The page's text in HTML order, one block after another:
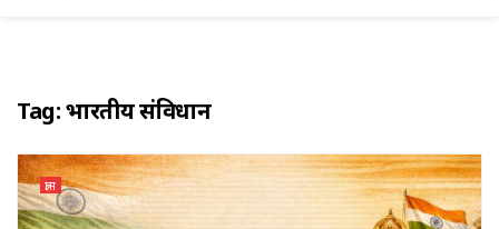
Tag:भारतीय संविधान
ज्ञान